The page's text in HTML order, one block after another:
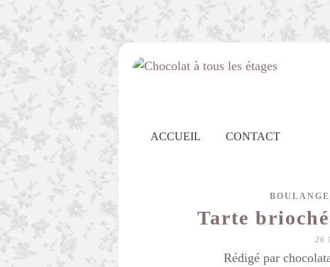
ACCUEIL CONTACT
BOULANGE
Tarte
26
Rédigé par